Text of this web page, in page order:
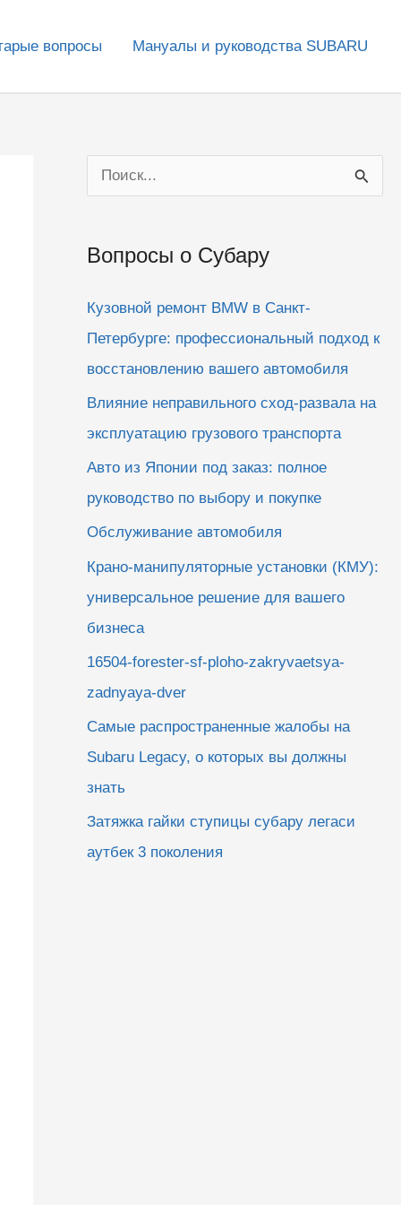
вопросы Мануалы и руководства SUBARU
о
с
Вопросы о Субару
Кузовной ремонт BMW в Санкт-
Петербурге: профессиональный подход к
восстановлению вашего автомобиля
Влияние неправильного сход-развала на
эксплуатацию грузового транспорта
Авто из Японии под заказ: полное
руководство по выбору и покупке
Обслуживание автомобиля
Крано-манипуляторные установки (КМУ):
универсальное решение для вашего
бизнеса
16504-forester-sf-ploho-zakryvaetsya-
zadnyaya-dver
Самые распространенные жалобы на
Subaru Legacy, о которых вы должны
знать
Затяжка гайки ступицы субару легаси
аутбек 3 поколения